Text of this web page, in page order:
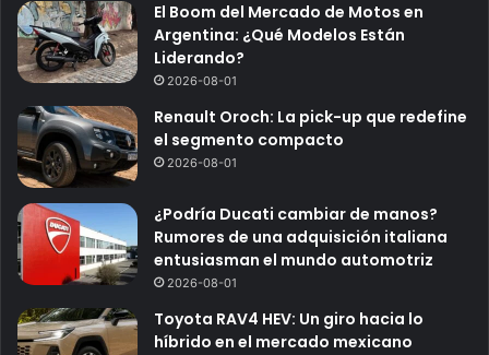
El Boom del Mercado de Motos en
Argentina: ¿Qué Modelos Están
Liderando?
2026-08-01
Renault Oroch: La pick-up que redefine
el segmento compacto
2026-08-01
¿Podría Ducati cambiar de manos?
Rumores de una adquisición italiana
entusiasman el mundo automotriz
2026-08-01
Toyota RAV4 HEV: Un giro hacia lo
híbrido en el mercado mexicano